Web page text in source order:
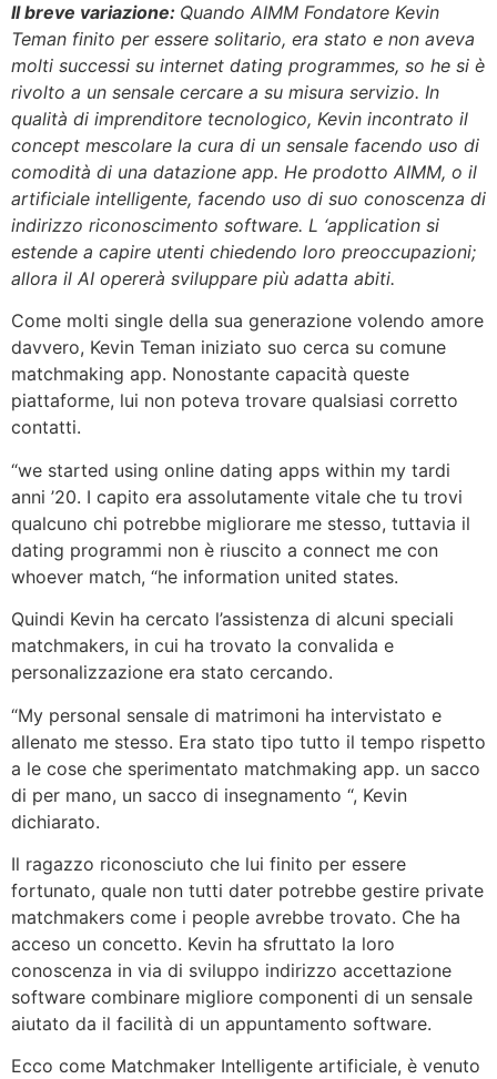
Il breve variazione: Quando AIMM Fondatore Kevin
Teman finito per essere solitario, era stato e non aveva
molti successi su internet dating programmes, so he si è
rivolto a un sensale cercare a su misura servizio. In
qualità di imprenditore tecnologico, Kevin incontrato il
concept mescolare la cura di un sensale facendo uso di
comodità di una datazione app. He prodotto AIMM, o il
artificiale intelligente, facendo uso di suo conoscenza di
indirizzo riconoscimento software. L ‘application si
estende a capire utenti chiedendo loro preoccupazioni;
allora il AI opererà sviluppare più adatta abiti.
Come molti single della sua generazione volendo amore
davvero, Kevin Teman iniziato suo cerca su comune
matchmaking app. Nonostante capacità queste
piattaforme, lui non poteva trovare qualsiasi corretto
contatti.
“we started using online dating apps within my tardi
anni ’20. I capito era assolutamente vitale che tu trovi
qualcuno chi potrebbe migliorare me stesso, tuttavia il
dating programmi non è riuscito a connect me con
whoever match, “he information united states.
Quindi Kevin ha cercato l’assistenza di alcuni speciali
matchmakers, in cui ha trovato la convalida e
personalizzazione era stato cercando.
“My personal sensale di matrimoni ha intervistato e
allenato me stesso. Era stato tipo tutto il tempo rispetto
a le cose che sperimentato matchmaking app. un sacco
di per mano, un sacco di insegnamento “, Kevin
dichiarato.
Il ragazzo riconosciuto che lui finito per essere
fortunato, quale non tutti dater potrebbe gestire private
matchmakers come i people avrebbe trovato. Che ha
acceso un concetto. Kevin ha sfruttato la loro
conoscenza in via di sviluppo indirizzo accettazione
software combinare migliore componenti di un sensale
aiutato da il facilità di un appuntamento software.
Ecco come Matchmaker Intelligente artificiale, è venuto